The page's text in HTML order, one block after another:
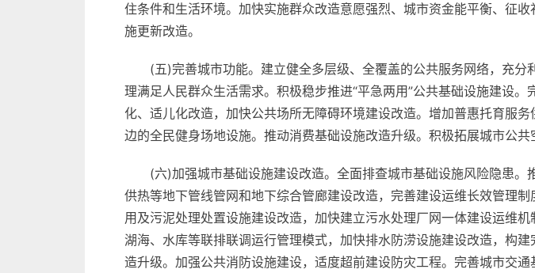
住条件和生活环境。加快实施群众改造意愿强烈、城市资金能平衡、征
施更新改造。
(五)完善城市功能。建立健全多层级、全覆盖的公共服务网络，充
理满足人民群众生活需求。积极稳步推进“平急两用”公共基础设施建设
化、适儿化改造，加快公共场所无障碍环境建设改造。增加普惠托育服
边的全民健身场地设施。推动消费基础设施改造升级。积极拓展城市公共
(六)加强城市基础设施建设改造。全面排查城市基础设施风险隐患。
供热等地下管线管网和地下综合管廊建设改造，完善建设运维长效管理
用及污泥处理处置设施建设改造，加快建立污水处理厂网一体建设运维
湖海、水库等联排联调运行管理模式，加快排水防涝设施建设改造，构
造升级。加强公共消防设施建设，适度超前建设防灾工程。完善城市交